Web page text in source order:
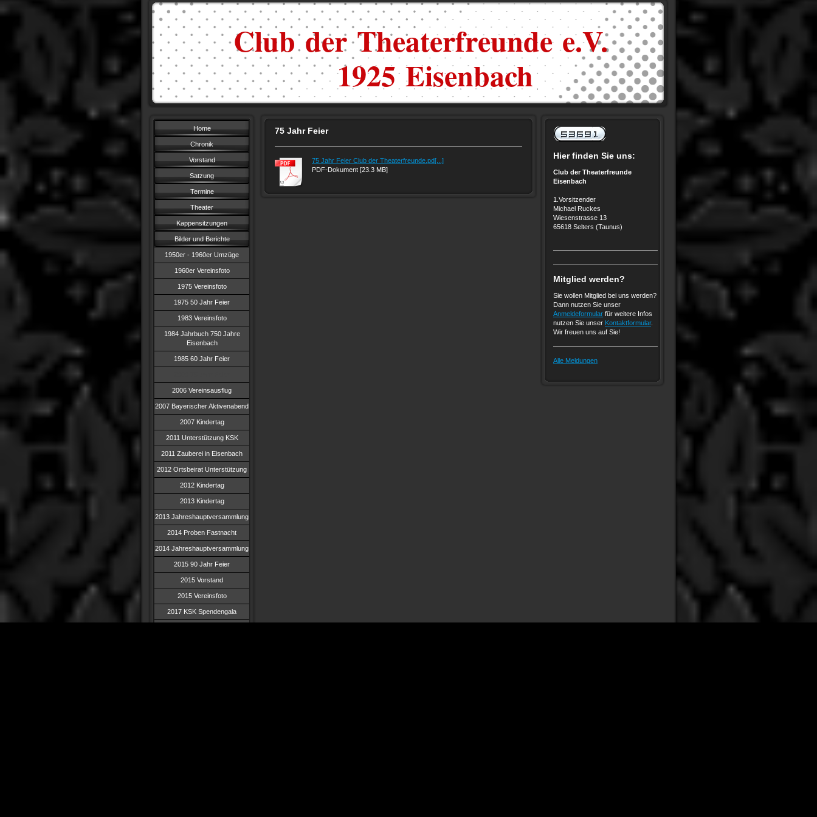
Club der Theaterfreunde e.V.
1925 Eisenbach
Home
Chronik
Vorstand
Satzung
Termine
Theater
Kappensitzungen
Bilder und Berichte
1950er - 1960er Umzüge
1960er Vereinsfoto
1975 Vereinsfoto
1975 50 Jahr Feier
1983 Vereinsfoto
1984 Jahrbuch 750 Jahre
Eisenbach
1985 60 Jahr Feier
2006 Vereinsausflug
2007 Bayerischer Aktivenabend
2007 Kindertag
2011 Unterstützung KSK
2011 Zauberei in Eisenbach
2012 Ortsbeirat Unterstützung
2012 Kindertag
2013 Kindertag
2013 Jahreshauptversammlung
2014 Proben Fastnacht
2014 Jahreshauptversammlung
2015 90 Jahr Feier
2015 Vorstand
2015 Vereinsfoto
2017 KSK Spendengala
75 Jahr Feier
75 Jahr Feier Club der Theaterfreunde.pd[...]
PDF-Dokument [23.3 MB]
Hier finden Sie uns:
Club der Theaterfreunde
Eisenbach
1.Vorsitzender
Michael Ruckes
Wiesenstrasse 13
65618 Selters (Taunus)
Mitglied werden?
Sie wollen Mitglied bei uns werden?
Dann nutzen Sie unser
Anmeldeformular für weitere Infos
nutzen Sie unser Kontaktformular.
Wir freuen uns auf Sie!
Alle Meldungen